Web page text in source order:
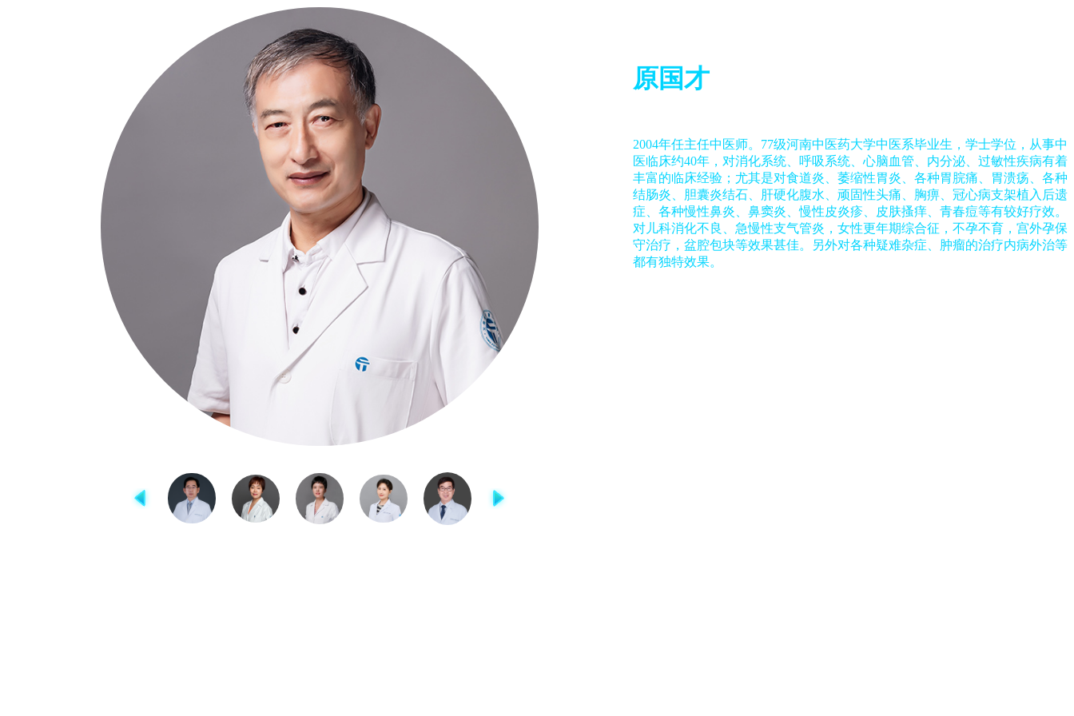
原国才
2004年任主任中医师。77级河南中医药大学中医系毕业生，学士学位，从事中
医临床约40年，对消化系统、呼吸系统、心脑血管、内分泌、过敏性疾病有着
丰富的临床经验；尤其是对食道炎、萎缩性胃炎、各种胃脘痛、胃溃疡、各种
结肠炎、胆囊炎结石、肝硬化腹水、顽固性头痛、胸痹、冠心病支架植入后遗
症、各种慢性鼻炎、鼻窦炎、慢性皮炎疹、皮肤搔痒、青春痘等有较好疗效。
对儿科消化不良、急慢性支气管炎，女性更年期综合征，不孕不育，宫外孕保
守治疗，盆腔包块等效果甚佳。另外对各种疑难杂症、肿瘤的治疗内病外治等
都有独特效果。